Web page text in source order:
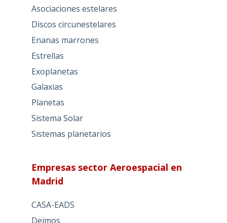
Asociaciones estelares
Discos circunestelares
Enanas marrones
Estrellas
Exoplanetas
Galaxias
Planetas
Sistema Solar
Sistemas planetarios
Empresas sector Aeroespacial en
Madrid
CASA-EADS
Deimos